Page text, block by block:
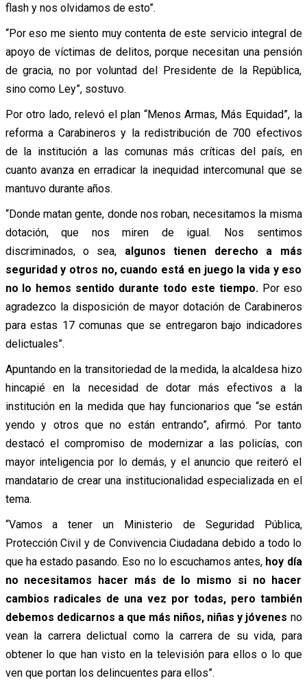
flash y nos olvidamos de esto”.
“Por eso me siento muy contenta de este servicio integral de
apoyo de víctimas de delitos, porque necesitan una pensión
de gracia, no por voluntad del Presidente de la República,
sino como Ley”, sostuvo.
Por otro lado, relevó el plan “Menos Armas, Más Equidad”, la
reforma a Carabineros y la redistribución de 700 efectivos
de la institución a las comunas más críticas del país, en
cuanto avanza en erradicar la inequidad intercomunal que se
mantuvo durante años.
“Donde matan gente, donde nos roban, necesitamos la misma
dotación, que nos miren de igual. Nos sentimos
discriminados, o sea, algunos tienen derecho a más
seguridad y otros no, cuando está en juego la vida y eso
no lo hemos sentido durante todo este tiempo. Por eso
agradezco la disposición de mayor dotación de Carabineros
para estas 17 comunas que se entregaron bajo indicadores
delictuales”.
Apuntando en la transitoriedad de la medida, la alcaldesa hizo
hincapié en la necesidad de dotar más efectivos a la
institución en la medida que hay funcionarios que “se están
yendo y otros que no están entrando”, afirmó. Por tanto
destacó el compromiso de modernizar a las policías, con
mayor inteligencia por lo demás, y el anuncio que reiteró el
mandatario de crear una institucionalidad especializada en el
tema.
“Vamos a tener un Ministerio de Seguridad Pública,
Protección Civil y de Convivencia Ciudadana debido a todo lo
que ha estado pasando. Eso no lo escuchamos antes, hoy día
no necesitamos hacer más de lo mismo si no hacer
cambios radicales de una vez por todas, pero también
debemos dedicarnos a que más niños, niñas y jóvenes no
vean la carrera delictual como la carrera de su vida, para
obtener lo que han visto en la televisión para ellos o lo que
ven que portan los delincuentes para ellos”.